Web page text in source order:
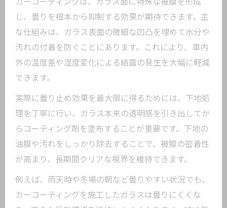
し、曇りを根本から抑制する効果が期待できます。主
な仕組みは、ガラス表面の微細な凹凸を埋めて水分や
汚れの付着を防ぐことにあります。これにより、車内
外の温度差や湿度変化による結露の発生を大幅に軽減
できます。
実際に曇り止め効果を最大限に得るためには、下地処
理を丁寧に行い、ガラス本来の透明感を引き出してか
らコーティング剤を塗布することが重要です。下地の
油膜や汚れをしっかり除去することで、被膜の密着性
が高まり、長期間クリアな視界を維持できます。
例えば、雨天時や冬場の朝など曇りやすい状況でも、
カーコーティングを施工したガラスは曇りにくくな